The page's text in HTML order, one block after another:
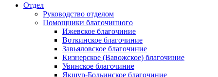
Отдел
Руководство отделом
Помощники благочинного
Ижевское благочиние
Воткинское благочиние
Завьяловское благочиние
Кизнерское (Вавожское) благочиние
Увинское благочиние
Якшур-Бодьинское благочиние